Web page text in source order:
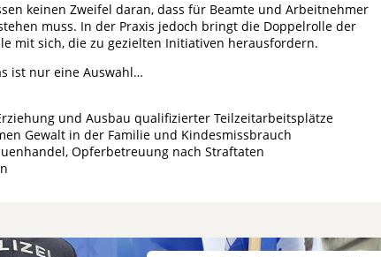
keinen Zweifel daran, dass für Beamte und Arbeitnehmer
muss. In der Praxis jedoch bringt die Doppelrolle der
mit sich, die zu gezielten Initiativen herausfordern.
ist nur eine Auswahl…
und Ausbau qualifizierter Teilzeitarbeitsplätze
Gewalt in der Familie und Kindesmissbrauch
Opferbetreuung nach Straftaten